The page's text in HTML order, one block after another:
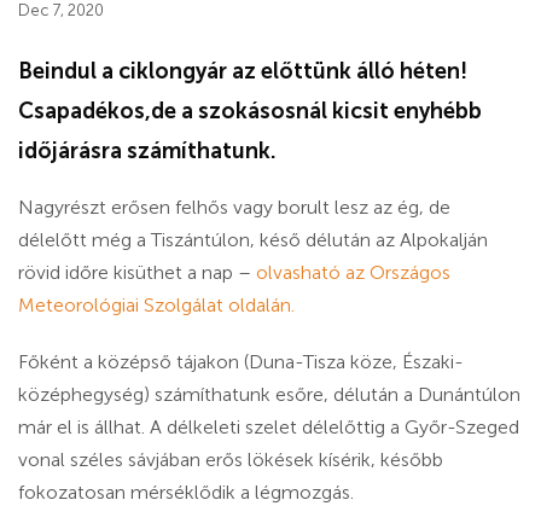
Dec 7, 2020
Beindul a ciklongyár az előttünk álló héten!
Csapadékos,de a szokásosnál kicsit enyhébb
időjárásra számíthatunk.
Nagyrészt erősen felhős vagy borult lesz az ég, de
délelőtt még a Tiszántúlon, késő délután az Alpokalján
rövid időre kisüthet a nap – olvasható az Országos
Meteorológiai Szolgálat oldalán.
Főként a középső tájakon (Duna-Tisza köze, Északi-
középhegység) számíthatunk esőre, délután a Dunántúlon
már el is állhat. A délkeleti szelet délelőttig a Győr-Szeged
vonal széles sávjában erős lökések kísérik, később
fokozatosan mérséklődik a légmozgás.